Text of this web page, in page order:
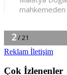
Reklam İletişim
Çok İzlenenler